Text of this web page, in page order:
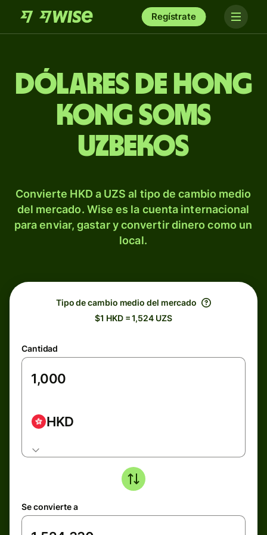
Regístrate
Dólares de Hong
Kong soms
uzbekos
Convierte HKD a UZS al tipo de cambio medio
del mercado. Wise es la cuenta internacional
para enviar, gastar y convertir dinero como un
local.
Tipo de cambio medio del mercado
$1 HKD = 1,524 UZS
Cantidad
HKD
Se convierte a